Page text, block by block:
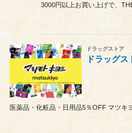
3000円以上お買い上げで、
ドラッグストア
ドラッグ
医薬品・化粧品・日用品5％OFF マツキ